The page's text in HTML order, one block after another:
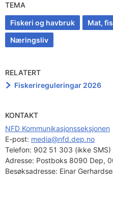
TEMA
Fiskeri og havbruk
Mat,
Næringsliv
RELATERT
Fiskerireguleringar 2026
KONTAKT
NFD Kommunikasjonsseksjonen
E-post: media@nfd.dep.no
Telefon: 902 51 303 (ikke SMS)
Adresse: Postboks 8090 Dep,
Besøksadresse: Einar